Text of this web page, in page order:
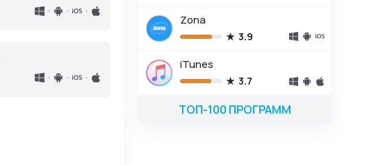
Zona
3.9
iTunes
3.7
ТОП-100 ПРОГРАММ